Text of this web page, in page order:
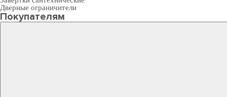
Дверные ограничители
Покупателям